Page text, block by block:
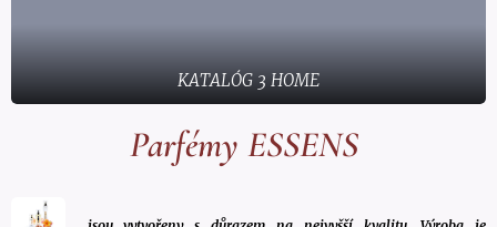
KATALÓG 3 HOME
Parfémy ESSENS